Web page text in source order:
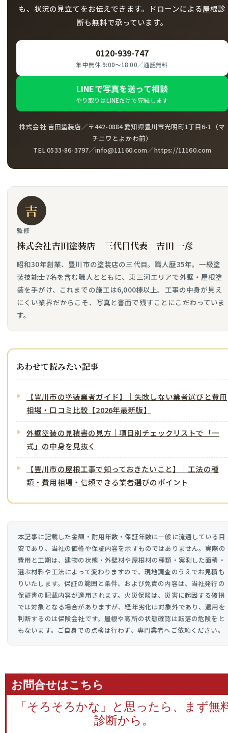
も、状況の見立てをお伝えできます。ドローンによる屋根診
断も無料で承っています。
0120-939-747
年中無休 9:00〜18:00／通話無料
LINEで写真を送って相談
やり取りはLINEだけで完結します
株式会社 吉田塗装店／〒442-0884 愛知県豊川市光明町1丁目6-1（マ
チニワとよかわ前）
TEL 0533-86-3797／info@11160.com／https://11160.com
吉
監修
株式会社吉田塗装店 三代目代表 吉田 一彦
昭和30年創業、豊川市の塗装店の三代目。職人歴35年。一級塗
装技能士7名を含む職人とともに、東三河エリアで外壁・屋根塗
装を手がけ、これまでの施工は6,000棟以上。工事の中身が見え
にくい業界だからこそ、写真と書面で残すことにこだわっていま
す。
あわせて読みたい記事
【豊川市の塗装業者ガイド】｜失敗しない業者選びと費用
相場・口コミ比較【2026年最新版】
外壁塗装の見積書の見方｜項目別チェックリストで「一
式」の中身を見抜く
【豊川市の屋根工事で知っておきたいこと】｜工法の種
類・費用相場・信頼できる業者選びのポイント
本記事に記載した金額・耐用年数・保証年数は一般に流通している目
安であり、当社の価格や保証内容を示すものではありません。実際の
費用と工期は、建物の状態・外壁材や屋根材の種類・実測した面積・
選ぶ材料や工法によって変わりますので、現地調査のうえでお見積も
りいたします。保証の範囲と条件、および免責の内容は、当社発行の
保証書の記載内容が適用されます。火災保険は、災害に起因する破損
では対象となる場合がありますが、経年劣化は対象外であり、適用を
判断するのは保険会社です。屋根や高所の状態確認は転落の危険をと
もないます。ご自身での点検は行わず、専門業者へご依頼ください。
お問合せはこちら
「そろそろかな」と思ったら、まず無
診断から。